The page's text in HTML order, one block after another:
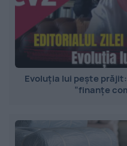
Evoluția lui pește
”finanțe